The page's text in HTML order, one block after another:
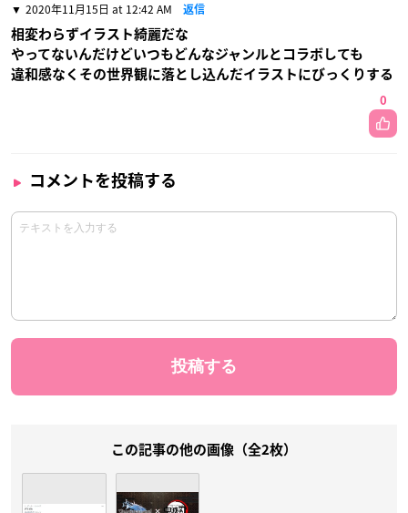
2020年11月15日 at 12:42 AM 返信
相変わらずイラスト綺麗だな
やってないんだけどいつもどんなジャンルとコラボしても
違和感なくその世界観に落とし込んだイラストにびっくりする
0
コメントを投稿する
この記事の他の画像（全2枚）